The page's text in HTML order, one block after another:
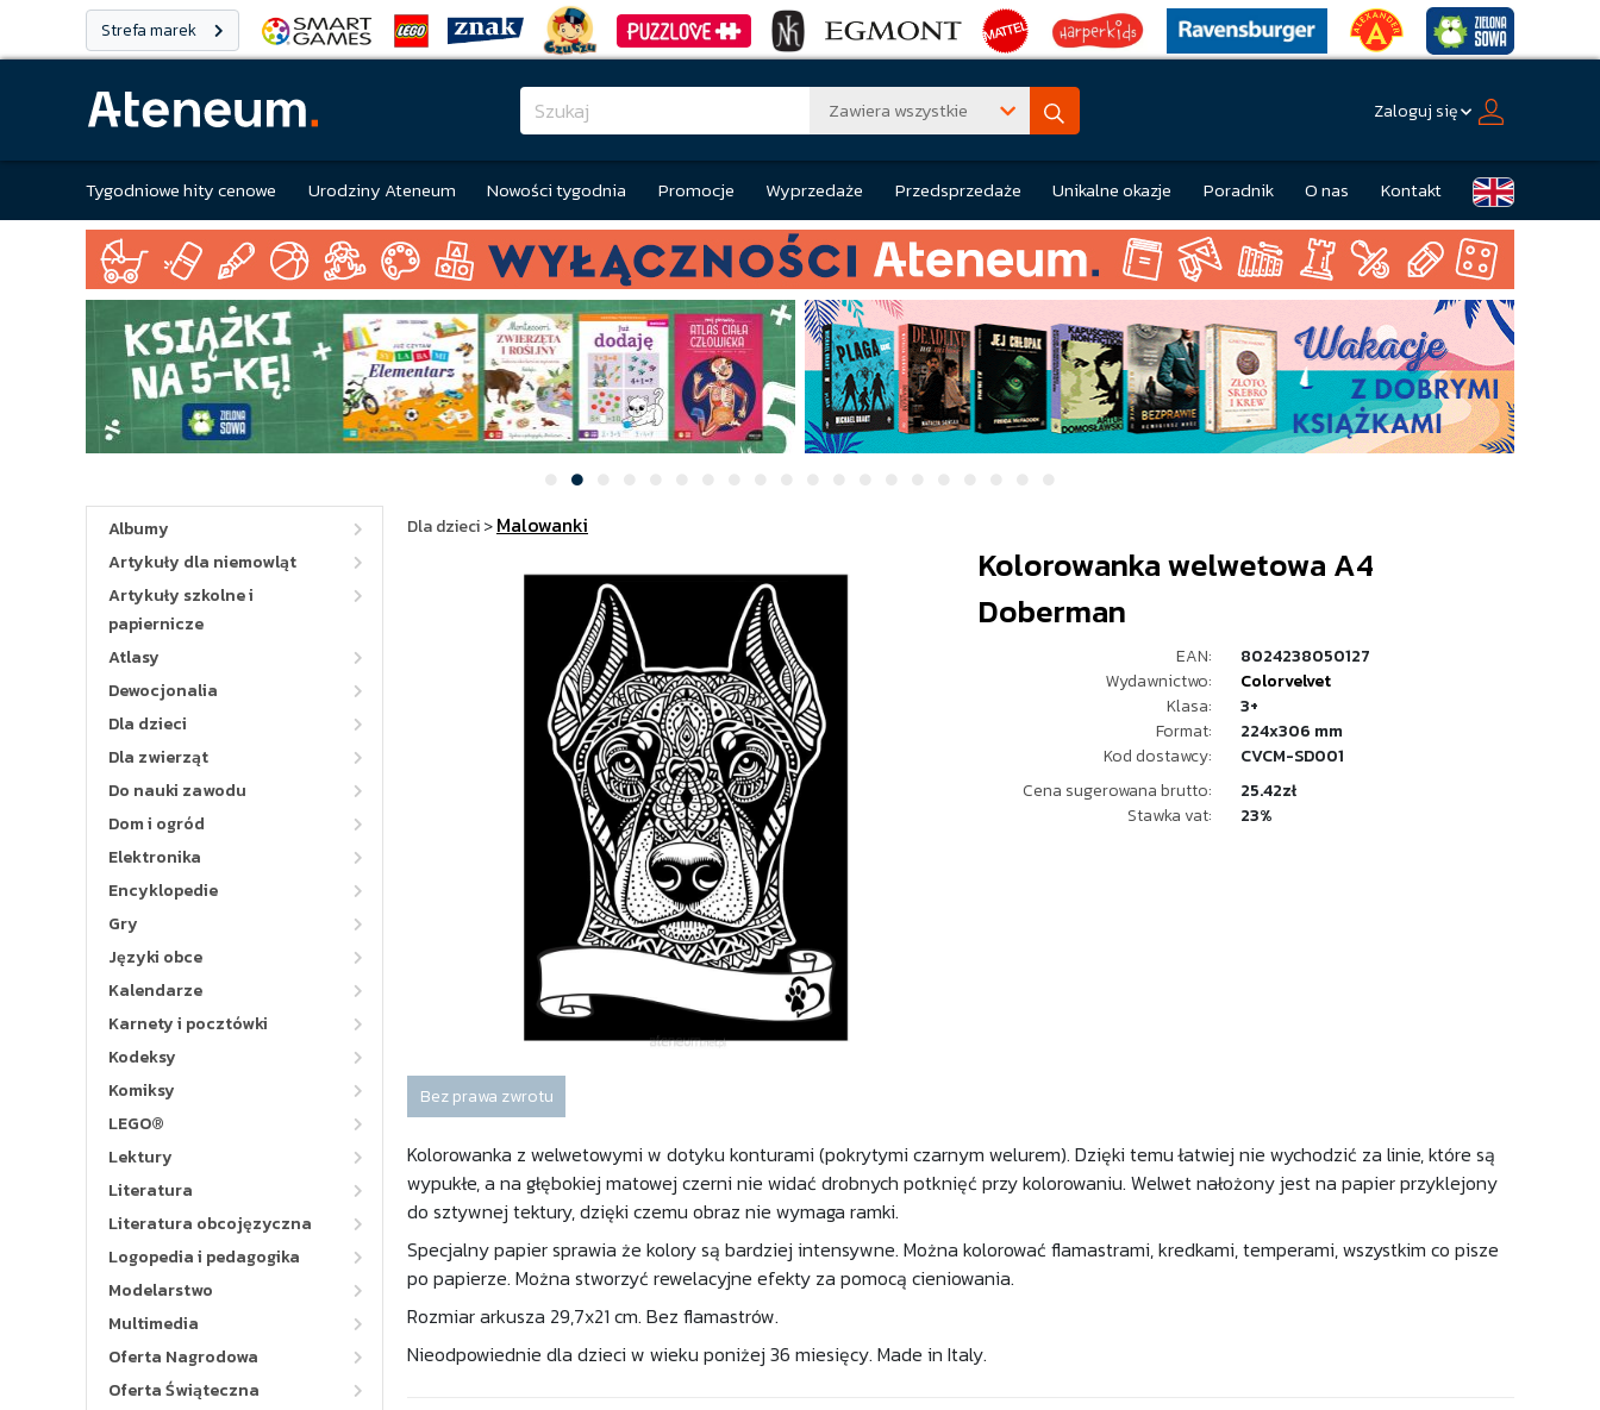
Strefa marek
Zawiera wszystkie Zaloguj się
Tygodniowe hity cenowe Urodziny Ateneum Nowości tygodnia Promocje Wyprzedaże Przedsprzedaże Unikalne okazje Poradnik O nas Kontakt
Albumy
Artykuły dla niemowląt
Artykuły szkolne i
papiernicze
Atlasy
Dewocjonalia
Dla dzieci
Dla zwierząt
Do nauki zawodu
Dom i ogród
Elektronika
Encyklopedie
Gry
Języki obce
Kalendarze
Karnety i pocztówki
Kodeksy
Komiksy
LEGO®
Lektury
Literatura
Literatura obcojęzyczna
Logopedia i pedagogika
Modelarstwo
Multimedia
Oferta Nagrodowa
Oferta Świąteczna
Dla dzieci>Malowanki
Kolorowanka welwetowa A4
Doberman
EAN:
8024238050127
Wydawnictwo:
Colorvelvet
Klasa:
3+
Format:
224x306 mm
Kod dostawcy:
CVCM-SD001
Cena sugerowana brutto:
25.42zł
Stawka vat:
23%
Bez prawa zwrotu
Kolorowanka z welwetowymi w dotyku konturami (pokrytymi czarnym welurem). Dzięki temu łatwiej nie wychodzić za linie, które są
wypukłe, a na głębokiej matowej czerni nie widać drobnych potknięć przy kolorowaniu. Welwet nałożony jest na papier przyklejony
do sztywnej tektury, dzięki czemu obraz nie wymaga ramki.
Specjalny papier sprawia że kolory są bardziej intensywne. Można kolorować flamastrami, kredkami, temperami, wszystkim co pisze
po papierze. Można stworzyć rewelacyjne efekty za pomocą cieniowania.
Rozmiar arkusza 29,7x21 cm. Bez flamastrów.
Nieodpowiednie dla dzieci w wieku poniżej 36 miesięcy. Made in Italy.